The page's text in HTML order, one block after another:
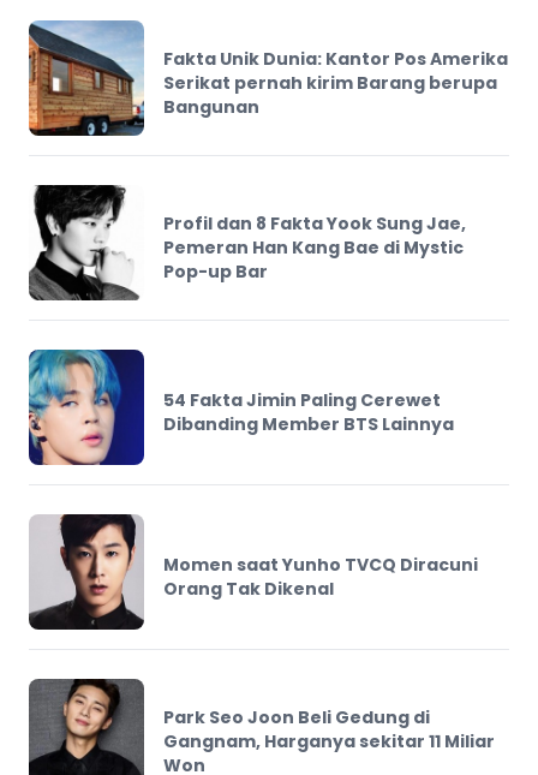
Fakta Unik Dunia: Kantor Pos Amerika
Serikat pernah kirim Barang berupa
Bangunan
Profil dan 8 Fakta Yook Sung Jae,
Pemeran Han Kang Bae di Mystic
Pop-up Bar
54 Fakta Jimin Paling Cerewet
Dibanding Member BTS Lainnya
Momen saat Yunho TVCQ Diracuni
Orang Tak Dikenal
Park Seo Joon Beli Gedung di
Gangnam, Harganya sekitar 11 Miliar
Won